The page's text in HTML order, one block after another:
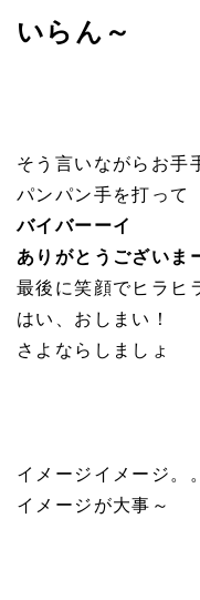
いらん～
そう言いながらお手
パンパン手を打って
バイバーーイ
ありがとうございま
最後に笑顔でヒラヒ
はい、おしまい！
さよならしましょ
イメージイメージ。
イメージが大事～